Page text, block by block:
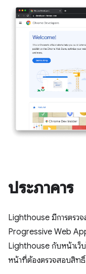
ประภาคาร
Lighthouse มีการตรว
Progressive Web
Lighthouse กับหน้าเว็
หน้าที่ต้องตรวจสอบสิทธิ์